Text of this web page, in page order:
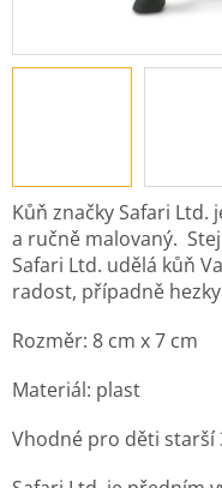
Kůň značky Safari
a ručně malovaný.
Safari Ltd. udělá kůň
radost, případně
Rozměr: 8 cm x 7 cm
Materiál: plast
Vhodné pro děti starší